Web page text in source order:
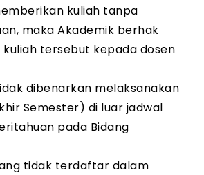
kuliah tanpa
maka Akademik berhak
tersebut kepada dosen
dibenarkan melaksanakan
Semester) di luar jadwal
pada Bidang
tidak terdaftar dalam